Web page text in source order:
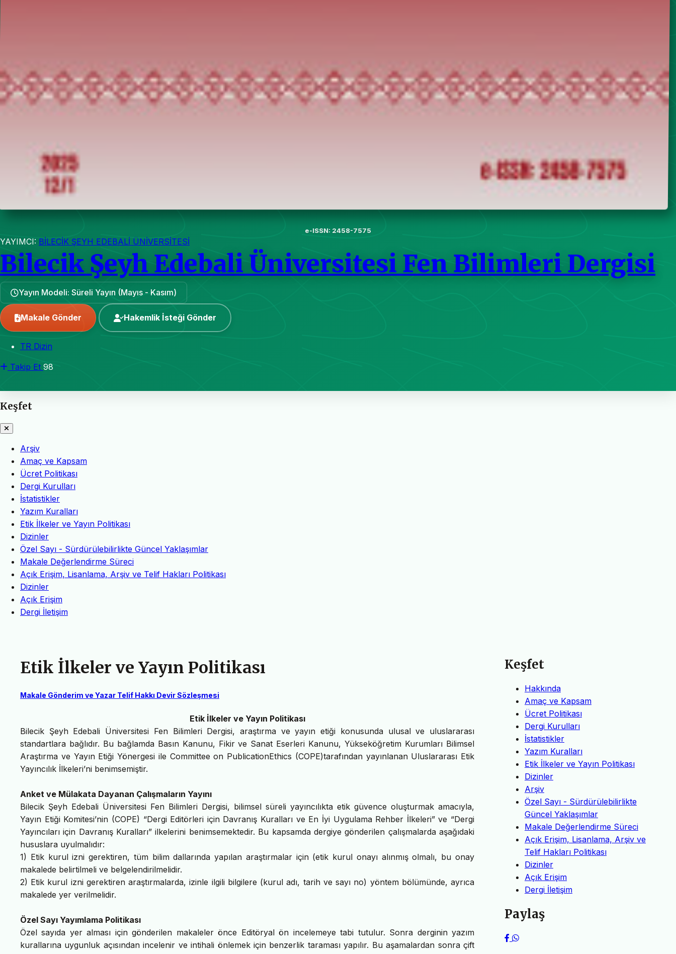
e-ISSN: 2458-7575
YAYIMCI: BİLECİK ŞEYH EDEBALİ ÜNİVERSİTESİ
Bilecik Şeyh Edebali Üniversitesi Fen Bilimleri Dergisi
Yayın Modeli: Süreli Yayın (Mayıs - Kasım)
Makale Gönder Hakemlik İsteği Gönder
TR Dizin
Takip Et 98
Keşfet
Arşiv
Amaç ve Kapsam
Ücret Politikası
Dergi Kurulları
İstatistikler
Yazım Kuralları
Etik İlkeler ve Yayın Politikası
Dizinler
Özel Sayı - Sürdürülebilirlikte Güncel Yaklaşımlar
Makale Değerlendirme Süreci
Açık Erişim, Lisanlama, Arşiv ve Telif Hakları Politikası
Dizinler
Açık Erişim
Dergi İletişim
Etik İlkeler ve Yayın Politikası
Makale Gönderim ve Yazar Telif Hakkı Devir Sözleşmesi
Etik İlkeler ve Yayın Politikası
Bilecik Şeyh Edebali Üniversitesi Fen Bilimleri Dergisi, araştırma ve yayın etiği konusunda ulusal ve uluslararası
standartlara bağlıdır. Bu bağlamda Basın Kanunu, Fikir ve Sanat Eserleri Kanunu, Yükseköğretim Kurumları Bilimsel
Araştırma ve Yayın Etiği Yönergesi ile Committee on PublicationEthics (COPE)tarafından yayınlanan Uluslararası Etik
Yayıncılık İlkeleri’ni benimsemiştir.
Anket ve Mülakata Dayanan Çalışmaların Yayını
Bilecik Şeyh Edebali Üniversitesi Fen Bilimleri Dergisi, bilimsel süreli yayıncılıkta etik güvence oluşturmak amacıyla,
Yayın Etiği Komitesi’nin (COPE) “Dergi Editörleri için Davranış Kuralları ve En İyi Uygulama Rehber İlkeleri” ve “Dergi
Yayıncıları için Davranış Kuralları” ilkelerini benimsemektedir. Bu kapsamda dergiye gönderilen çalışmalarda aşağıdaki
hususlara uyulmalıdır:
1) Etik kurul izni gerektiren, tüm bilim dallarında yapılan araştırmalar için (etik kurul onayı alınmış olmalı, bu onay
makalede belirtilmeli ve belgelendirilmelidir.
2) Etik kurul izni gerektiren araştırmalarda, izinle ilgili bilgilere (kurul adı, tarih ve sayı no) yöntem bölümünde, ayrıca
makalede yer verilmelidir.
Özel Sayı Yayımlama Politikası
Özel sayıda yer alması için gönderilen makaleler önce Editöryal ön incelemeye tabi tutulur. Sonra derginin yazım
kurallarına uygunluk açısından incelenir ve intihali önlemek için benzerlik taraması yapılır. Bu aşamalardan sonra çift
Keşfet
Hakkında
Amaç ve Kapsam
Ücret Politikası
Dergi Kurulları
İstatistikler
Yazım Kuralları
Etik İlkeler ve Yayın Politikası
Dizinler
Arşiv
Özel Sayı - Sürdürülebilirlikte
Güncel Yaklaşımlar
Makale Değerlendirme Süreci
Açık Erişim, Lisanlama, Arşiv ve
Telif Hakları Politikası
Dizinler
Açık Erişim
Dergi İletişim
Paylaş